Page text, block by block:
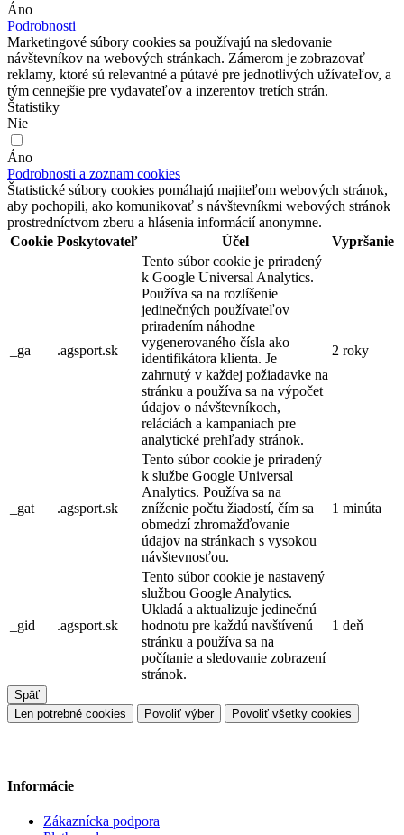
Áno
Podrobnosti
Marketingové súbory cookies sa používajú na sledovanie
návštevníkov na webových stránkach. Zámerom je zobrazovať
reklamy, ktoré sú relevantné a pútavé pre jednotlivých užívateľov, a
tým cennejšie pre vydavateľov a inzerentov tretích strán.
Štatistiky
Nie
Áno
Podrobnosti a zoznam cookies
Štatistické súbory cookies pomáhajú majiteľom webových stránok,
aby pochopili, ako komunikovať s návštevníkmi webových stránok
prostredníctvom zberu a hlásenia informácií anonymne.
Cookie Poskytovateľ Účel Vypršanie
_ga .agsport.sk
Tento súbor cookie je priradený
k Google Universal Analytics.
Používa sa na rozlíšenie
jedinečných používateľov
priradením náhodne
vygenerovaného čísla ako
identifikátora klienta. Je
zahrnutý v každej požiadavke na
stránku a používa sa na výpočet
údajov o návštevníkoch,
reláciách a kampaniach pre
analytické prehľady stránok.
2 roky
_gat .agsport.sk
Tento súbor cookie je priradený
k službe Google Universal
Analytics. Používa sa na
zníženie počtu žiadostí, čím sa
obmedzí zhromažďovanie
údajov na stránkach s vysokou
návštevnosťou.
1 minúta
_gid .agsport.sk
Tento súbor cookie je nastavený
službou Google Analytics.
Ukladá a aktualizuje jedinečnú
hodnotu pre každú navštívenú
stránku a používa sa na
počítanie a sledovanie zobrazení
stránok.
1 deň
Späť
Len potrebné cookies
Povoliť výber Povoliť všetky cookies
Informácie
Zákaznícka podpora